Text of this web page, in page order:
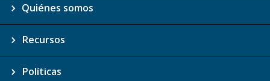
Quiénes somos
Recursos
Políticas